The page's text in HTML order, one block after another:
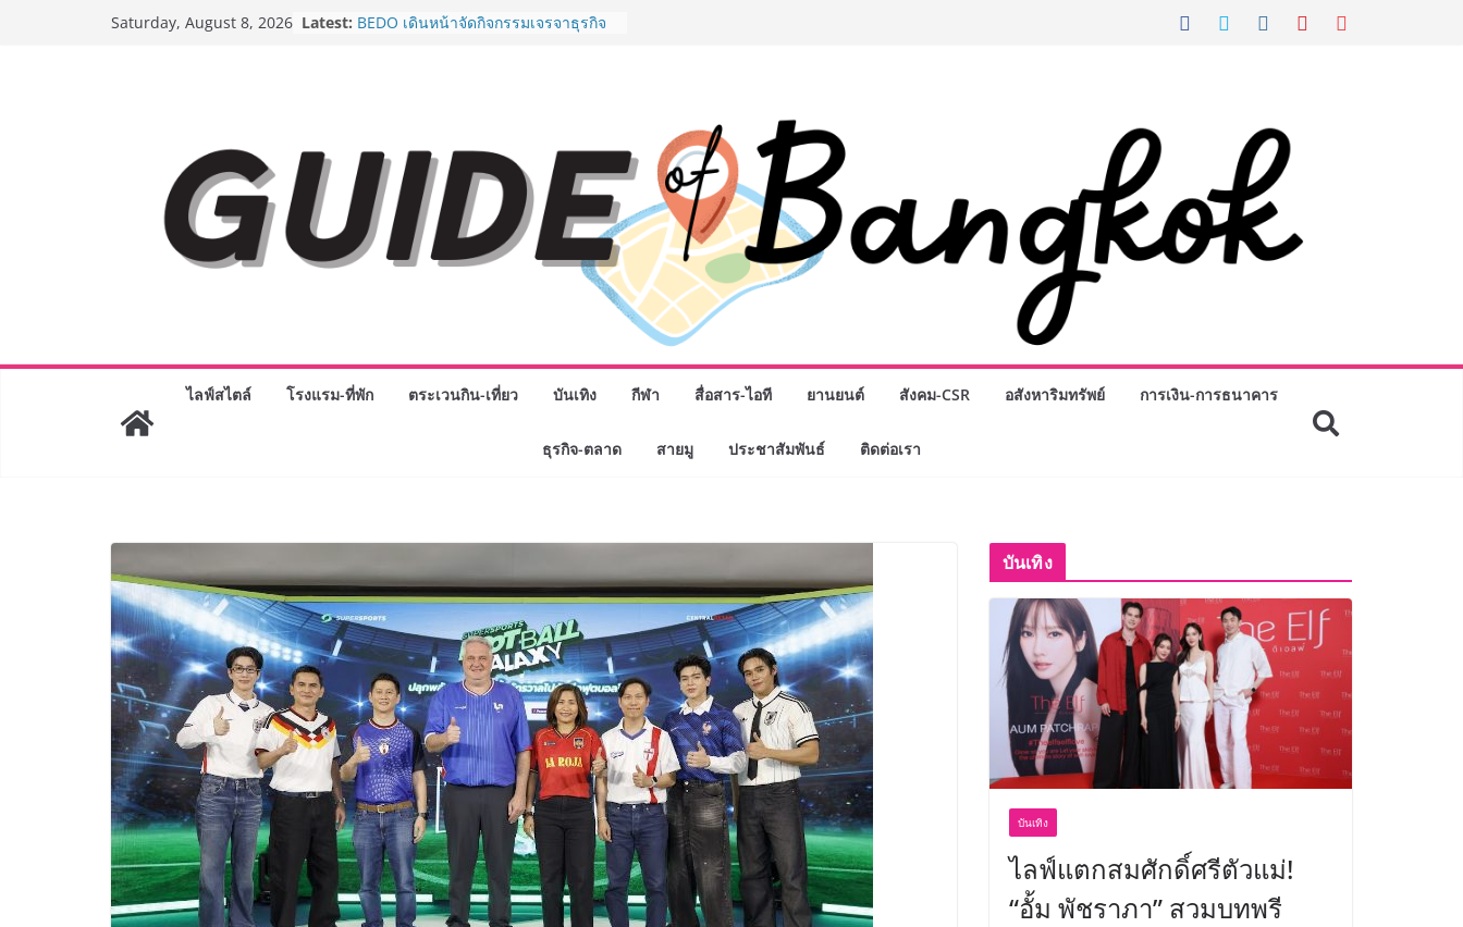
Saturday, August 8, 2026 Latest: AirAsia X SEE FAH พันธมิตรทางธุรกิจ
ระดับผลิตภัณฑ์ท้องถิ่นสู่ตลาดเชิง
พาณิชย์อย่างยั่งยืน
LORDNINE จัดศึกคนดังสายเกม ไทย
ปะทะ ฟิลิปปินส์ ใน “Rise of the Tenth
Lord” เปิดสงครามกิลด์ข้ามประเทศ
ฉลองเซิร์ฟเวอร์ใหม่ เฮเลนา
Guangzhou Yinghao School เผยวิสัย
ทัศน์การศึกษาที่พร้อมรับอนาคต “เราไม่
เขาให้พร้อมเป็นผู้กำหนดอนาคต”
8.8 “ซูเลียน” รวมพลังนักธุรกิจทั่ว
พร้อมฟรีคอนเสิร์ต “โชค รถแห่” ยกวง
ไลฟ์สไตล์ โรงแรม-ที่พัก ตระเวนกิน-เที่ยว บันเทิง กีฬา สื่อสาร-ไอที ยานยนต์ สังคม-CSR อสังหาริมทรัพย์ การเงิน-การธนาคาร
ธุรกิจ-ตลาด สายมู ประชาสัมพันธ์ ติดต่อเรา
บันเทิง
บันเทิง
ไลฟ์แตกสมศักดิ์ศรีตัวแม่!
“อั้ม พัชราภา” สวมบทพรี